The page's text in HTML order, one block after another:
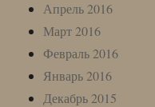
Апрель 2016
Март 2016
Февраль 2016
Январь 2016
Декабрь 2015